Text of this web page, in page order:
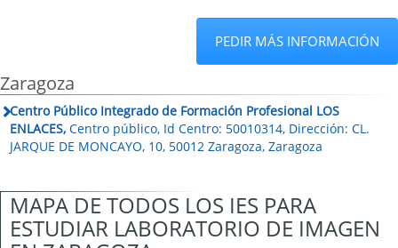
PEDIR MÁS INFORMACIÓN
Zaragoza
Centro Público Integrado de Formación Profesional LOS
ENLACES, Centro público, Id Centro: 50010314, Dirección: CL.
JARQUE DE MONCAYO, 10, 50012 Zaragoza, Zaragoza
MAPA DE TODOS LOS IES PARA
ESTUDIAR LABORATORIO DE IMAGEN